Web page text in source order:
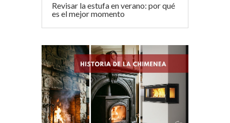
Revisar la estufa en verano: por qué
es el mejor momento